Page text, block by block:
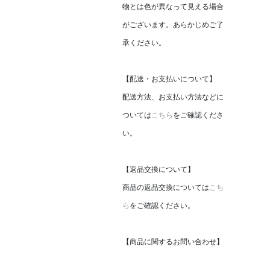
物とは色が異なって見える場合
がございます。あらかじめご了
承ください。
【配送・お支払いについて】
配送方法、お支払い方法などに
ついてはこちら をご確認くださ
い。
【返品交換について】
商品の返品交換についてはこち
ら をご確認ください。
【商品に関するお問い合わせ】